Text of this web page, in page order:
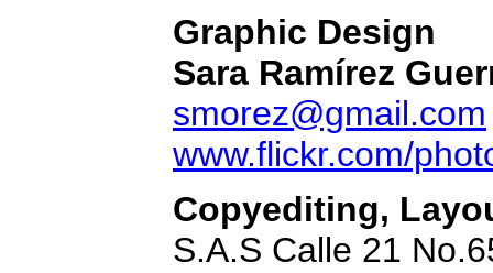
Graphic Design
Sara Ramírez
smorez@gmail.com
www.flickr.com/
Copyediting,
S.A.S Calle 21